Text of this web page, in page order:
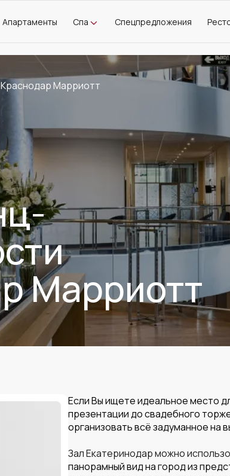
Апартаменты Спа Спецпредложения
Марриотт
Марриотт
Если Вы ищете идеальное место
презентации до свадебного
организовать всё задуманное на
Зал Екатеринодар можно
панорамный вид на город из